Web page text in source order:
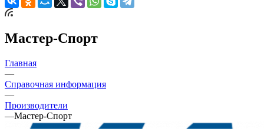
Мастер-Спорт
Главная
—
Справочная информация
—
Производители
—Мастер-Спорт